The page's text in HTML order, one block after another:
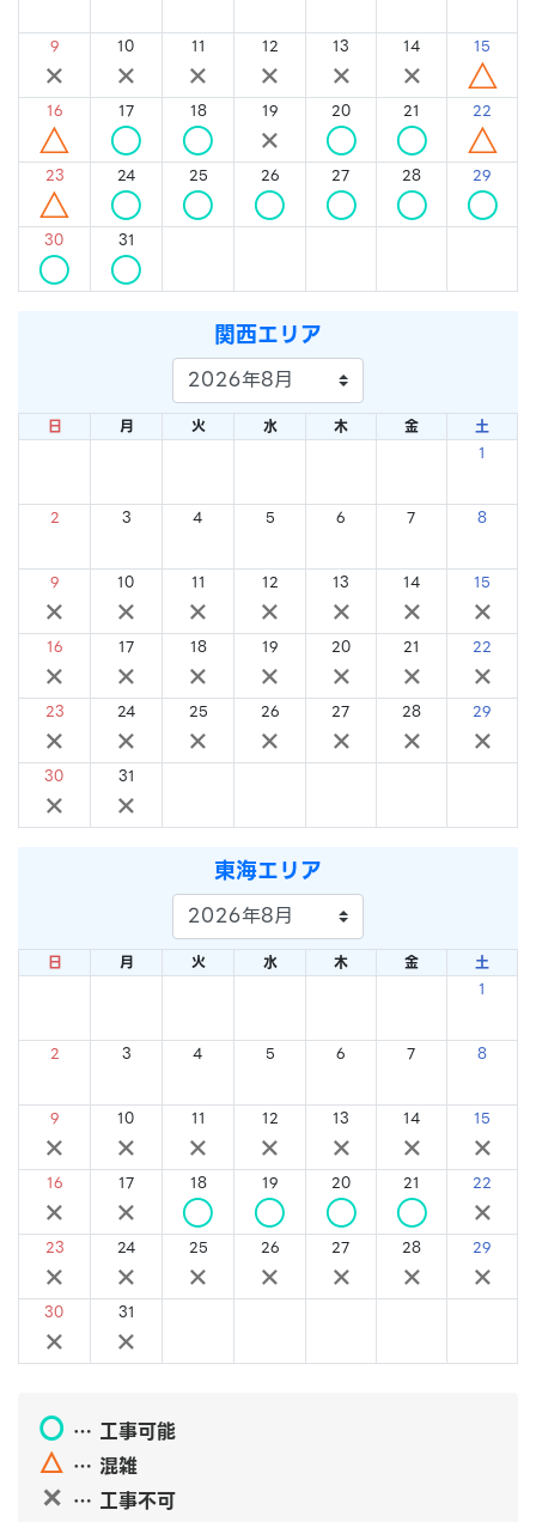
9
×
10
×
11
×
12
×
13
×
14
×
15
△
16
△
17
○
18
○
19
×
20
○
21
○
22
△
23
△
24
○
25
○
26
○
27
○
28
○
29
○
30
○
31
○
関西エリア
日 月 火 水 木 金
土
1
2 3 4 5 6 7 8
9
×
10
×
11
×
12
×
13
×
14
×
15
×
16
×
17
×
18
×
19
×
20
×
21
×
22
×
23
×
24
×
25
×
26
×
27
×
28
×
29
×
30
×
31
×
東海エリア
日 月 火 水 木 金
土
1
2 3 4 5 6 7 8
9
×
10
×
11
×
12
×
13
×
14
×
15
×
16
×
17
×
18
○
19
○
20
○
21
○
22
×
23
×
24
×
25
×
26
×
27
×
28
×
29
×
30
×
31
×
〇 … 工事可能
△ … 混雑
✕ … 工事不可